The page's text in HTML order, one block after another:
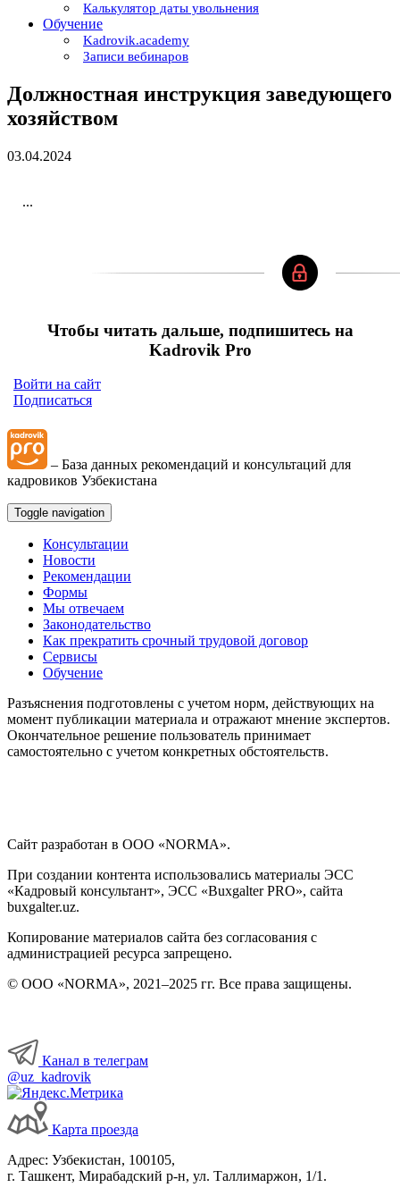
Калькулятор даты увольнения
Обучение
Kadrovik.academy
Записи вебинаров
Должностная инструкция заведующего
хозяйством
03.04.2024
...
Чтобы читать дальше, подпишитесь на
Kadrovik Pro
Войти на сайт
Подписаться
– База данных рекомендаций и консультаций для
кадровиков Узбекистана
Toggle navigation
Консультации
Новости
Рекомендации
Формы
Мы отвечаем
Законодательство
Как прекратить срочный трудовой договор
Сервисы
Обучение
Разъяснения подготовлены с учетом норм, действующих на
момент публикации материала и отражают мнение экспертов.
Окончательное решение пользователь принимает
самостоятельно с учетом конкретных обстоятельств.
Сайт разработан в ООО «NORMA».
При создании контента использовались материалы ЭСС
«Кадровый консультант», ЭСС «Buxgalter PRO», сайта
buxgalter.uz.
Копирование материалов сайта без согласования с
администрацией ресурса запрещено.
© ООО «NORMA», 2021–2025 гг. Все права защищены.
Канал в телеграм
@uz_kadrovik
Карта проезда
Адрес: Узбекистан, 100105,
г. Ташкент, Мирабадский р-н, ул. Таллимаржон, 1/1.